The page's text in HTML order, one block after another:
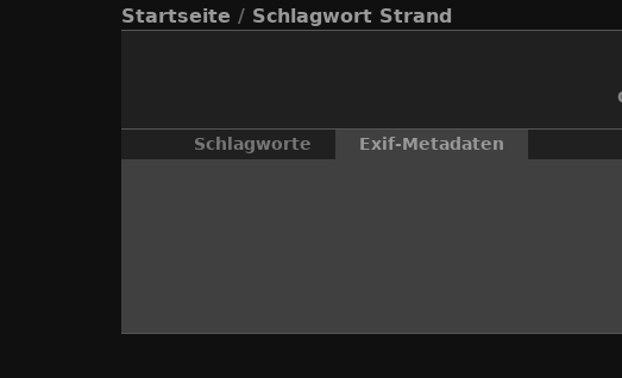
Startseite / Schlagwort Strand
Schlagworte
Exif-Metadaten